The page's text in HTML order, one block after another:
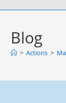
Blog
> Actions >